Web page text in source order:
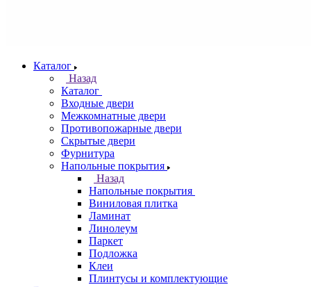
Каталог
Назад
Каталог
Входные двери
Межкомнатные двери
Противопожарные двери
Скрытые двери
Фурнитура
Напольные покрытия
Назад
Напольные покрытия
Виниловая плитка
Ламинат
Линолеум
Паркет
Подложка
Клеи
Плинтусы и комплектующие